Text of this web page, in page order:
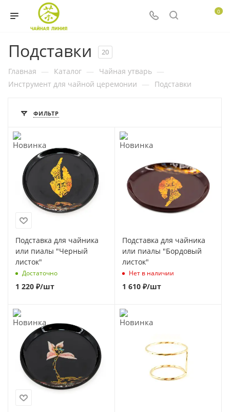
0
Подставки 20
Главная — Каталог — Чайная утварь —
Инструмент для чайной церемонии — Подставки
ФИЛЬТР
Подставка для чайника
или пиалы "Черный
листок"
Достаточно
1 220 ₽/шт
Подставка для чайника
или пиалы "Бордовый
листок"
Нет в наличии
1 610 ₽/шт